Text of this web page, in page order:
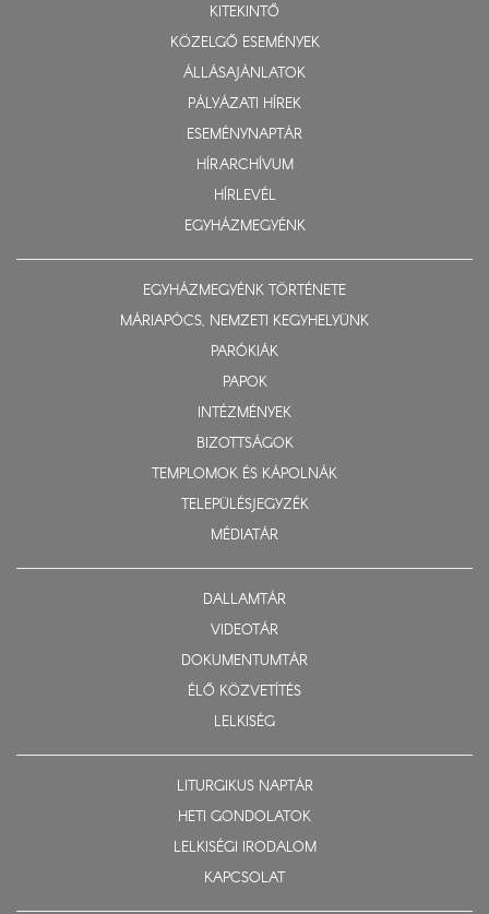
KITEKINTŐ
KÖZELGŐ ESEMÉNYEK
ÁLLÁSAJÁNLATOK
PÁLYÁZATI HÍREK
ESEMÉNYNAPTÁR
HÍRARCHÍVUM
HÍRLEVÉL
EGYHÁZMEGYÉNK
EGYHÁZMEGYÉNK TÖRTÉNETE
MÁRIAPÓCS, NEMZETI KEGYHELYÜNK
PARÓKIÁK
PAPOK
INTÉZMÉNYEK
BIZOTTSÁGOK
TEMPLOMOK ÉS KÁPOLNÁK
TELEPÜLÉSJEGYZÉK
MÉDIATÁR
DALLAMTÁR
VIDEOTÁR
DOKUMENTUMTÁR
ÉLŐ KÖZVETÍTÉS
LELKISÉG
LITURGIKUS NAPTÁR
HETI GONDOLATOK
LELKISÉGI IRODALOM
KAPCSOLAT